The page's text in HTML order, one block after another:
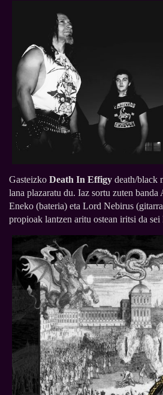
Gasteizko Death In Effigy death/black
lana plazaratu du. Iaz sortu zuten banda
Eneko (bateria) eta Lord Nebirus
propioak lantzen aritu ostean iritsi da